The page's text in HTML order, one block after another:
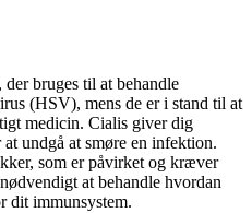
bruges til at behandle
(HSV), mens de er i stand til at
medicin. Cialis giver dig
undgå at smøre en infektion.
som er påvirket og kræver
at behandle hvordan
dit immunsystem.